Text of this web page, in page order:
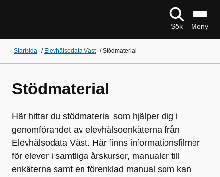
Sök Meny
Startsida / Elevhälsodata Väst /Stödmaterial
Stödmaterial
Här hittar du stödmaterial som hjälper dig i
genomförandet av elevhälsoenkäterna från
Elevhälsodata Väst. Här finns informationsfilmer
för elever i samtliga årskurser, manualer till
enkäterna samt en förenklad manual som kan